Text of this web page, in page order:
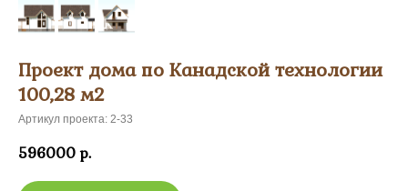
Проект дома по Канадской технологии
100,28 м2
Артикул проекта: 2-33
596000р.